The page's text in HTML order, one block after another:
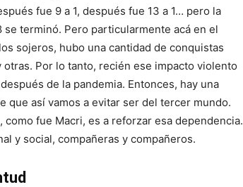
fue 9 a 1, después fue 13 a 1… pero la
terminó. Pero particularmente acá en el
sojeros, hubo una cantidad de conquistas
Por lo tanto, recién ese impacto violento
de la pandemia. Entonces, hay una
que así vamos a evitar ser del tercer mundo.
fue Macri, es a reforzar esa dependencia.
y social, compañeras y compañeros.